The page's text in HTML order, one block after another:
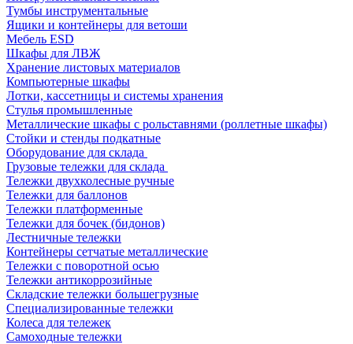
Тумбы инструментальные
Ящики и контейнеры для ветоши
Мебель ESD
Шкафы для ЛВЖ
Хранение листовых материалов
Компьютерные шкафы
Лотки, кассетницы и системы хранения
Стулья промышленные
Металлические шкафы с рольставнями (роллетные шкафы)
Стойки и стенды подкатные
Оборудование для склада
Грузовые тележки для склада
Тележки двухколесные ручные
Тележки для баллонов
Тележки платформенные
Тележки для бочек (бидонов)
Лестничные тележки
Контейнеры сетчатые металлические
Тележки с поворотной осью
Тележки антикоррозийные
Складские тележки большегрузные
Специализированные тележки
Колеса для тележек
Самоходные тележки